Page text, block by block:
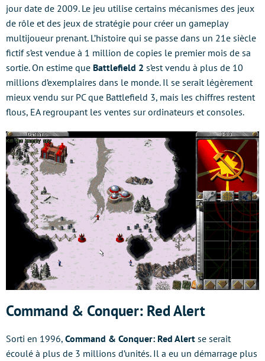
jour date de 2009. Le jeu utilise certains mécanismes des jeux
de rôle et des jeux de stratégie pour créer un gameplay
multijoueur prenant. L’histoire qui se passe dans un 21e siècle
fictif s’est vendue à 1 million de copies le premier mois de sa
sortie. On estime que Battlefield 2 s’est vendu à plus de 10
millions d’exemplaires dans le monde. Il se serait légèrement
mieux vendu sur PC que Battlefield 3, mais les chiffres restent
flous, EA regroupant les ventes sur ordinateurs et consoles.
Command & Conquer: Red Alert
Sorti en 1996, Command & Conquer: Red Alert se serait
écoulé à plus de 3 millions d’unités. Il a eu un démarrage plus